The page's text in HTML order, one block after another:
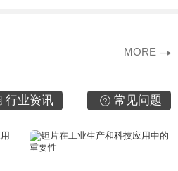
MORE
行业资讯 常见问题